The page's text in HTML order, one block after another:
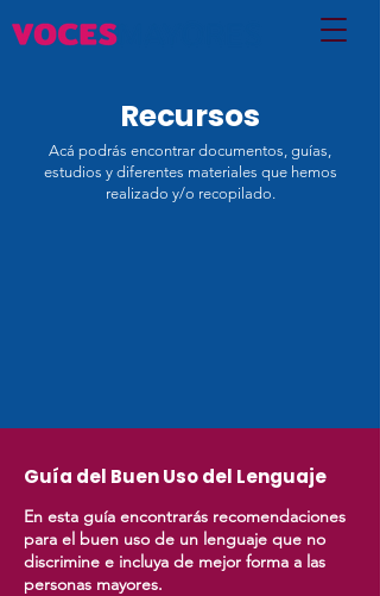
Recursos
Acá podrás encontrar documentos, guías,
estudios y diferentes materiales que hemos
realizado y/o recopilado.
Guía del Buen Uso del Lenguaje
En esta guía encontrarás recomendaciones
para el buen uso de un lenguaje que no
discrimine e incluya de mejor forma a las
personas mayores.